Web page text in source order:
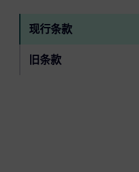
现行条款
旧条款